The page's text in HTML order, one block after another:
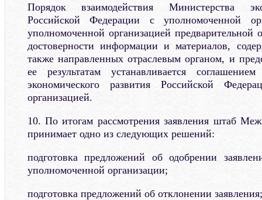
Порядок взаимодействия Министерства
Российской Федерации с уполномоченной
уполномоченной организацией предварительной
достоверности информации и материалов,
также направленных отраслевым органом, и
ее результатам устанавливается
экономического развития Российской
организацией.
10. По итогам рассмотрения заявления штаб
принимает одно из следующих решений:
подготовка предложений об одобрении
уполномоченной организации;
подготовка предложений об отклонении заявления;